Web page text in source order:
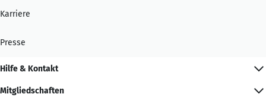
Karriere
Presse
Hilfe & Kontakt
Mitgliedschaften